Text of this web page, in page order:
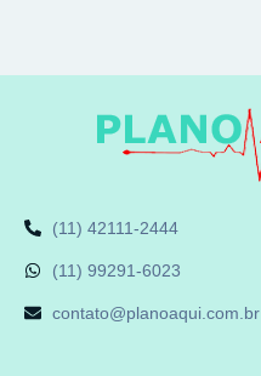
(11) 42111-2444
(11) 99291-6023
contato@planoaqui.com.br